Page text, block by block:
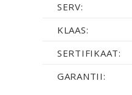
SERV:
KLAAS:
SERTIFIKAAT:
GARANTII: